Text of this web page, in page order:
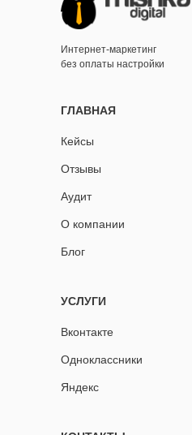
Интернет-маркетинг
без оплаты настройки
УСЛУГИ
Кейсы
Вконтакте
Одноклассники
Яндекс
Отзывы
Аудит
О компании
Блог
ГЛАВНАЯ